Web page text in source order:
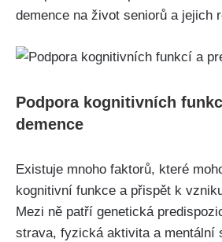
demence na život seniorů a jejich
Podpora kognitivních
demence
Existuje mnoho faktorů, které
kognitivní funkce a přispět k
Mezi ně patří genetická
strava, fyzická aktivita a mentální